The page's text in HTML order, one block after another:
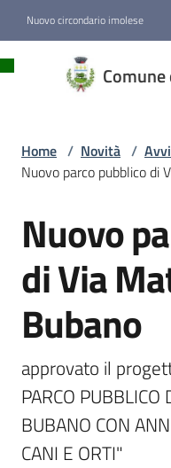
Nuovo circondario imolese
di
Novità
Servizi
Mordano
Home / Novità /
Nuovo parco pubblico di
Salta al contenuto
Nuovo
di Via
Bubano
approvato il
PARCO
BUBANO CON
CANI E ORTI"